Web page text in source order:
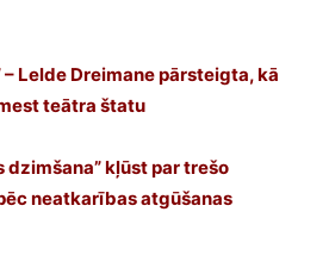
– Lelde Dreimane pārsteigta, kā
teātra štatu
dzimšana” kļūst par trešo
neatkarības atgūšanas